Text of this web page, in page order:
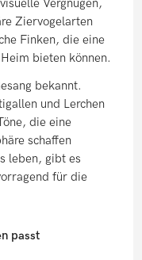
Vergnügen,
Ziervogelarten
Finken, die eine
bieten können.
bekannt.
und Lerchen
die eine
schaffen
leben, gibt es
für die
passt